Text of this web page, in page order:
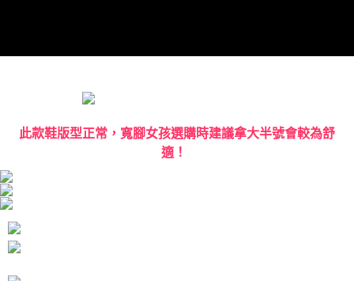
此款鞋版型正常，寬腳女孩選購時建議拿大半號會較為舒
適！